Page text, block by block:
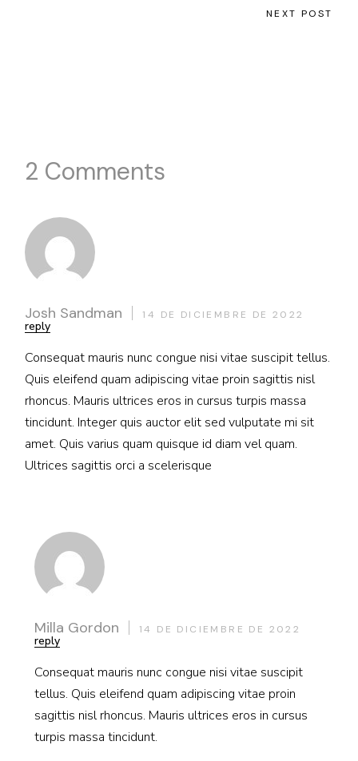
NEXT POST
2 Comments
Josh Sandman 14 DE DICIEMBRE DE 2022
reply
Consequat mauris nunc congue nisi vitae suscipit tellus.
Quis eleifend quam adipiscing vitae proin sagittis nisl
rhoncus. Mauris ultrices eros in cursus turpis massa
tincidunt. Integer quis auctor elit sed vulputate mi sit
amet. Quis varius quam quisque id diam vel quam.
Ultrices sagittis orci a scelerisque
Milla Gordon 14 DE DICIEMBRE DE 2022
reply
Consequat mauris nunc congue nisi vitae suscipit
tellus. Quis eleifend quam adipiscing vitae proin
sagittis nisl rhoncus. Mauris ultrices eros in cursus
turpis massa tincidunt.